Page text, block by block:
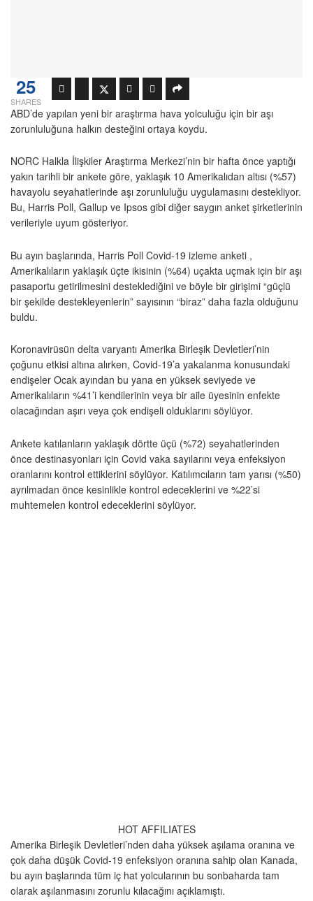
25
SHARES
ABD’de yapılan yeni bir araştırma hava yolculuğu için bir aşı
zorunluluğuna halkın desteğini ortaya koydu.
NORC Halkla İlişkiler Araştırma Merkezi’nin bir hafta önce yaptığı
yakın tarihli bir ankete göre, yaklaşık 10 Amerikalıdan altısı (%57)
havayolu seyahatlerinde aşı zorunluluğu uygulamasını destekliyor.
Bu, Harris Poll, Gallup ve Ipsos gibi diğer saygın anket şirketlerinin
verileriyle uyum gösteriyor.
Bu ayın başlarında, Harris Poll Covid-19 izleme anketi ,
Amerikalıların yaklaşık üçte ikisinin (%64) uçakta uçmak için bir aşı
pasaportu getirilmesini desteklediğini ve böyle bir girişimi “güçlü
bir şekilde destekleyenlerin” sayısının “biraz” daha fazla olduğunu
buldu.
Koronavirüsün delta varyantı Amerika Birleşik Devletleri’nin
çoğunu etkisi altına alırken, Covid-19’a yakalanma konusundaki
endişeler Ocak ayından bu yana en yüksek seviyede ve
Amerikalıların %41’i kendilerinin veya bir aile üyesinin enfekte
olacağından aşırı veya çok endişeli olduklarını söylüyor.
Ankete katılanların yaklaşık dörtte üçü (%72) seyahatlerinden
önce destinasyonları için Covid vaka sayılarını veya enfeksiyon
oranlarını kontrol ettiklerini söylüyor. Katılımcıların tam yarısı (%50)
ayrılmadan önce kesinlikle kontrol edeceklerini ve %22’si
muhtemelen kontrol edeceklerini söylüyor.
HOT AFFILIATES
Amerika Birleşik Devletleri’nden daha yüksek aşılama oranına ve
çok daha düşük Covid-19 enfeksiyon oranına sahip olan Kanada,
bu ayın başlarında tüm iç hat yolcularının bu sonbaharda tam
olarak aşılanmasını zorunlu kılacağını açıklamıştı.